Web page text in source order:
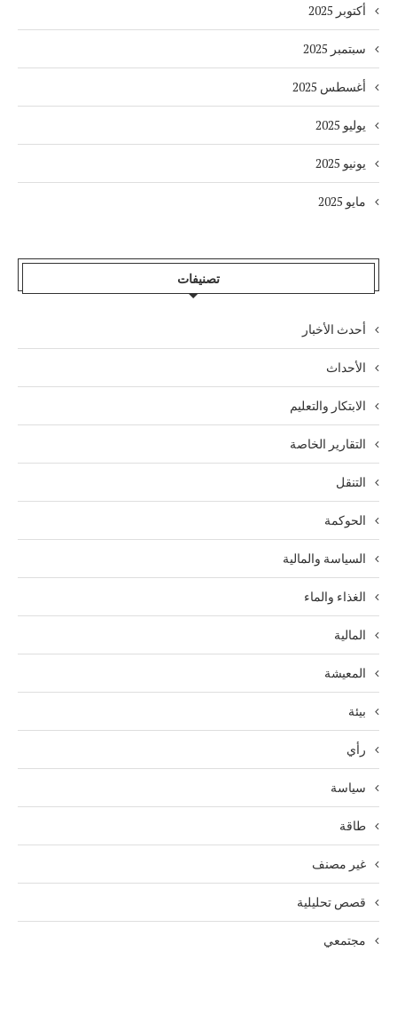
أكتوبر 2025
سبتمبر 2025
أغسطس 2025
يوليو 2025
يونيو 2025
مايو 2025
تصنيفات
أحدث الأخبار
الأحداث
الابتكار والتعليم
التقارير الخاصة
التنقل
الحوكمة
السياسة والمالية
الغذاء والماء
المالية
المعيشة
بيئة
رأي
سياسة
طاقة
غير مصنف
قصص تحليلية
مجتمعي